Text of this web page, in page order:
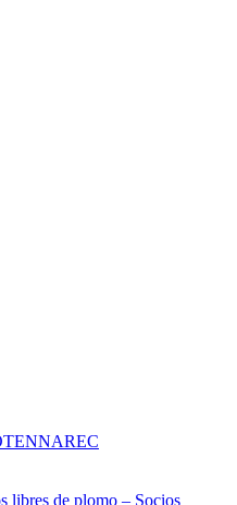
libres de plomo – Socios